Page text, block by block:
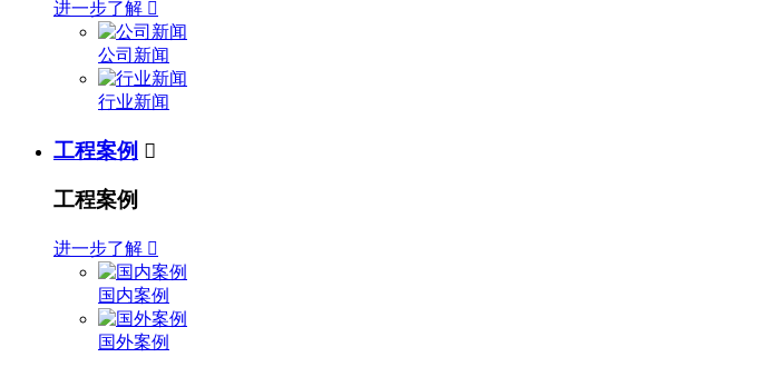
进一步了解 
公司新闻
行业新闻
工程案例 
工程案例
进一步了解 
国内案例
国外案例